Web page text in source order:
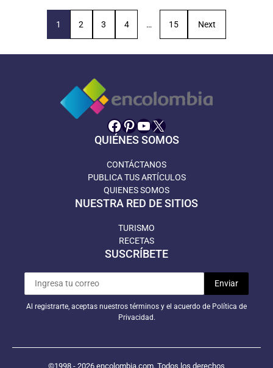
1 2 3 4 … 15 Next
Facebook
Pinterest
YouTube
X
QUIÉNES SOMOS
CONTÁCTANOS
PUBLICA TUS ARTÍCULOS
QUIENES SOMOS
NUESTRA RED DE SITIOS
TURISMO
RECETAS
SUSCRÍBETE
Al registrarte, aceptas nuestros términos y el acuerdo de Política de
Privacidad.
©1998 - 2026 encolombia.com. Todos los derechos